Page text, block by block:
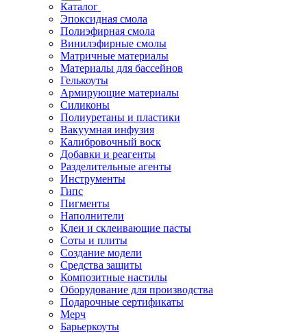
Каталог
Эпоксидная смола
Полиэфирная смола
Винилэфирные смолы
Матричные материалы
Материалы для бассейнов
Гелькоуты
Армирующие материалы
Силиконы
Полиуретаны и пластики
Вакуумная инфузия
Калибровочный воск
Добавки и реагенты
Разделительные агенты
Инструменты
Гипс
Пигменты
Наполнители
Клеи и склеивающие пасты
Соты и плиты
Создание модели
Средства защиты
Композитные настилы
Оборудование для производства
Подарочные сертификаты
Мерч
Барьеркоуты